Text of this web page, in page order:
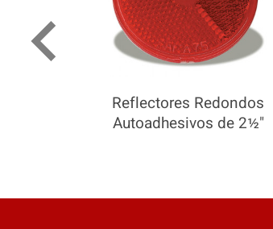
Reflectores Redondos
Autoadhesivos de 2½"
keyboard_arrow_left